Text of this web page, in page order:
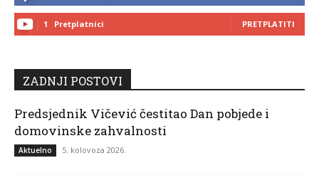
1 Pretplatnici PRETPLATITI
ZADNJI POSTOVI
Predsjednik Vičević čestitao Dan pobjede i
domovinske zahvalnosti
Aktuelno 5. kolovoza 2026.